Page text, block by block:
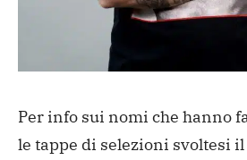
Per info sui nomi che hanno
le tappe di selezioni svoltesi il